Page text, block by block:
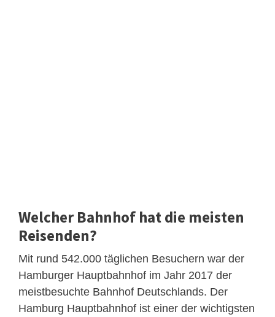
Welcher Bahnhof hat die meisten
Reisenden?
Mit rund 542.000 täglichen Besuchern war der
Hamburger Hauptbahnhof im Jahr 2017 der
meistbesuchte Bahnhof Deutschlands. Der
Hamburg Hauptbahnhof ist einer der wichtigsten